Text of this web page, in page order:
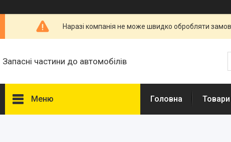
Наразі компанія не може швидко обробляти
Запасні частини до автомобілів
Меню Головна Товари